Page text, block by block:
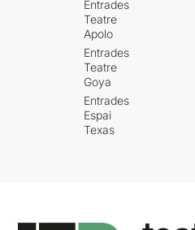
Entrades
Teatre
Apolo
Entrades
Teatre
Goya
Entrades
Espai
Texas